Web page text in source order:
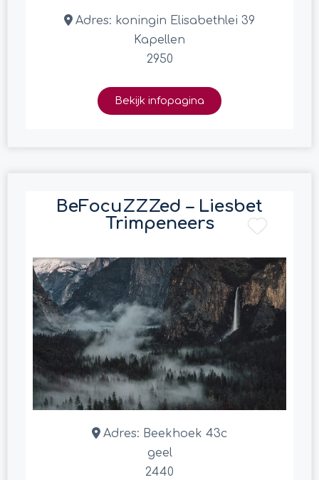
Adres: koningin Elisabethlei 39
Kapellen
2950
Bekijk infopagina
BeFocuZZZed – Liesbet
Trimpeneers
Adres: Beekhoek 43c
geel
2440